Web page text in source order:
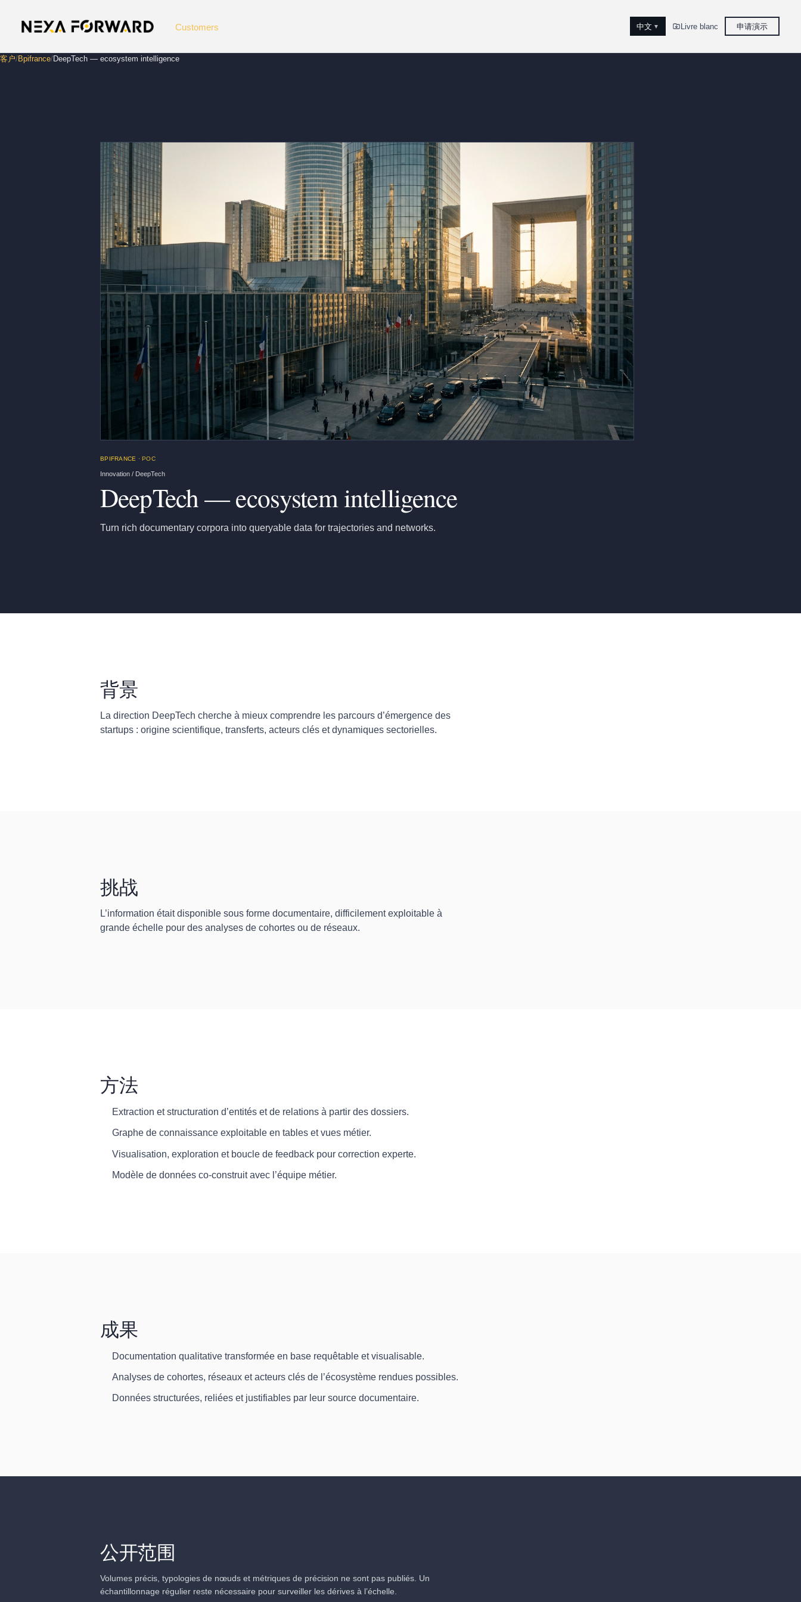
Customers 中文 ▼ Livre blanc 申请演示
客户/Bpifrance/DeepTech — ecosystem intelligence
BPIFRANCE · POC
Innovation / DeepTech
DeepTech — ecosystem intelligence
Turn rich documentary corpora into queryable data for trajectories and networks.
背景
La direction DeepTech cherche à mieux comprendre les parcours d’émergence des
startups : origine scientifique, transferts, acteurs clés et dynamiques sectorielles.
挑战
L’information était disponible sous forme documentaire, difficilement exploitable à
grande échelle pour des analyses de cohortes ou de réseaux.
方法
Extraction et structuration d’entités et de relations à partir des dossiers.
Graphe de connaissance exploitable en tables et vues métier.
Visualisation, exploration et boucle de feedback pour correction experte.
Modèle de données co-construit avec l’équipe métier.
成果
Documentation qualitative transformée en base requêtable et visualisable.
Analyses de cohortes, réseaux et acteurs clés de l’écosystème rendues possibles.
Données structurées, reliées et justifiables par leur source documentaire.
公开范围
Volumes précis, typologies de nœuds et métriques de précision ne sont pas publiés. Un
échantillonnage régulier reste nécessaire pour surveiller les dérives à l’échelle.